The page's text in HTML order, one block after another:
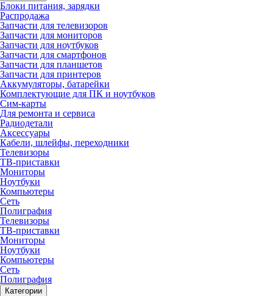
Блоки питания, зарядки
Распродажа
Запчасти для телевизоров
Запчасти для мониторов
Запчасти для ноутбуков
Запчасти для смартфонов
Запчасти для планшетов
Запчасти для принтеров
Аккумуляторы, батарейки
Комплектующие для ПК и ноутбуков
Сим-карты
Для ремонта и сервиса
Радиодетали
Аксессуары
Кабели, шлейфы, переходники
Телевизоры
ТВ-приставки
Мониторы
Ноутбуки
Компьютеры
Сеть
Полиграфия
Телевизоры
ТВ-приставки
Мониторы
Ноутбуки
Компьютеры
Сеть
Полиграфия
Категории